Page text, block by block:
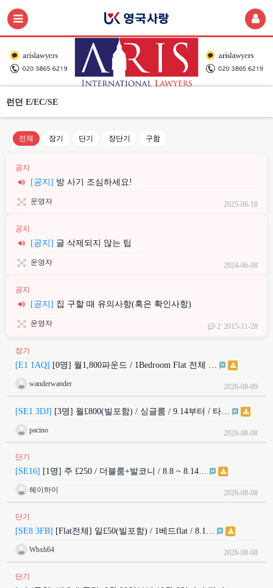
런던 E/EC/SE
전체 장기 단기 장단기 구함
공지
[공지] 방 사기 조심하세요!
운영자 2025-06-18
공지
[공지] 글 삭제되지 않는 팁
운영자 2024-06-08
공지
[공지] 집 구할 때 유의사항(혹은 확인사항)
운영자 2 2015-11-28
장기
[E1 1AQ] [0명] 월1,800파운드 / 1Bedroom Flat 전체 …
wanderwander 2026-08-09
[SE1 3DJ] [3명] 월£800(빌포함) / 싱글룸 / 9.14부터 / 타…
pacino 2026-08-08
단기
[SE16] [1명] 주 £250 / 더블룸+발코니 / 8.8 ~ 8.14…
헤이하이 2026-08-08
단기
[SE8 3FB] [Flat전체] 일£50(빌포함) / 1베드flat / 8.1…
Wbxh64 2026-08-08
단기